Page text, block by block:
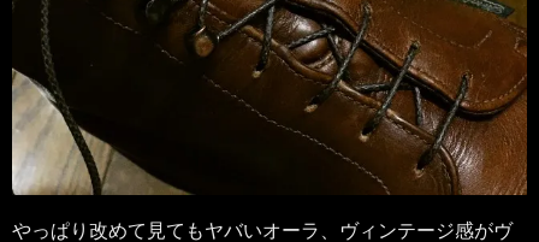
やっぱり改めて見てもヤバいオーラ、ヴィンテージ感がヴ